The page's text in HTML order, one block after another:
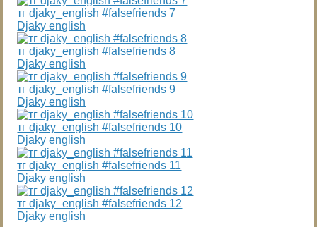
тг djaky_english #falsefriends 7
Djaky english
тг djaky_english #falsefriends 8
Djaky english
тг djaky_english #falsefriends 9
Djaky english
тг djaky_english #falsefriends 10
Djaky english
тг djaky_english #falsefriends 11
Djaky english
тг djaky_english #falsefriends 12
Djaky english